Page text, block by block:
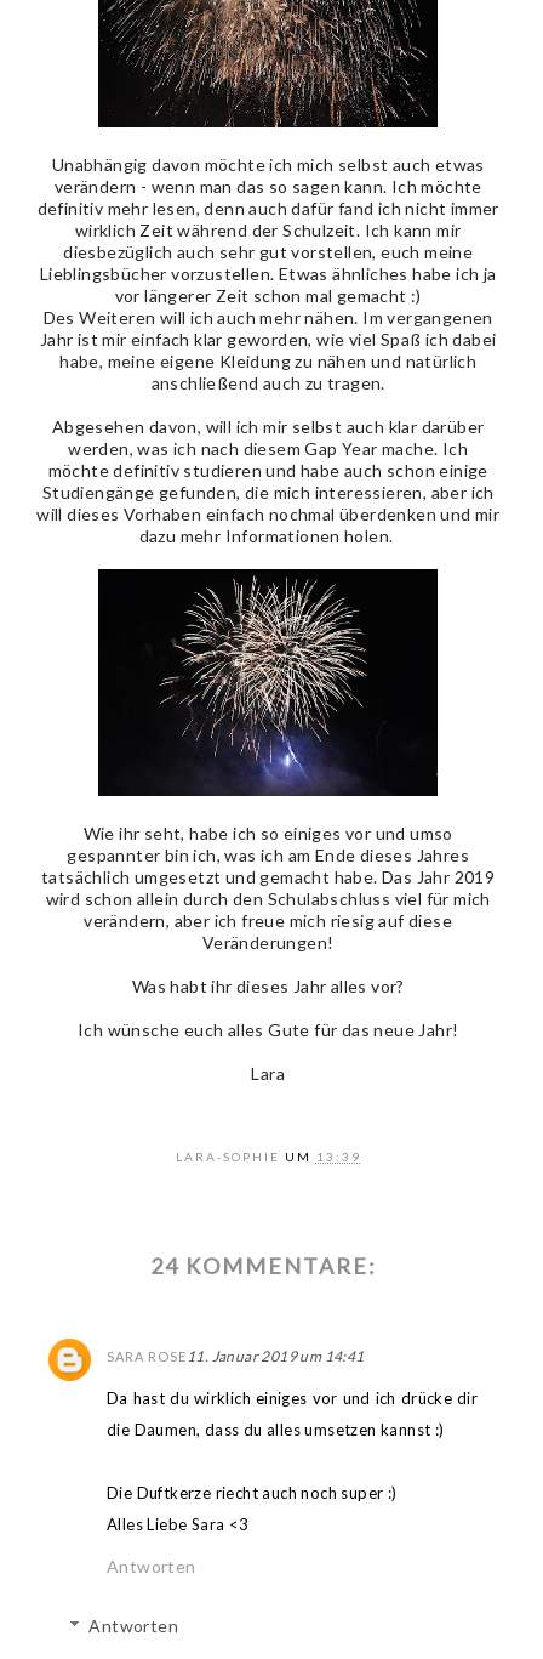
Unabhängig davon möchte ich mich selbst auch etwas
verändern - wenn man das so sagen kann. Ich möchte
definitiv mehr lesen, denn auch dafür fand ich nicht immer
wirklich Zeit während der Schulzeit. Ich kann mir
diesbezüglich auch sehr gut vorstellen, euch meine
Lieblingsbücher vorzustellen. Etwas ähnliches habe ich ja
vor längerer Zeit schon mal gemacht :)
Des Weiteren will ich auch mehr nähen. Im vergangenen
Jahr ist mir einfach klar geworden, wie viel Spaß ich dabei
habe, meine eigene Kleidung zu nähen und natürlich
anschließend auch zu tragen.
Abgesehen davon, will ich mir selbst auch klar darüber
werden, was ich nach diesem Gap Year mache. Ich
möchte definitiv studieren und habe auch schon einige
Studiengänge gefunden, die mich interessieren, aber ich
will dieses Vorhaben einfach nochmal überdenken und mir
dazu mehr Informationen holen.
Wie ihr seht, habe ich so einiges vor und umso
gespannter bin ich, was ich am Ende dieses Jahres
tatsächlich umgesetzt und gemacht habe. Das Jahr 2019
wird schon allein durch den Schulabschluss viel für mich
verändern, aber ich freue mich riesig auf diese
Veränderungen!
Was habt ihr dieses Jahr alles vor?
Ich wünsche euch alles Gute für das neue Jahr!
Lara
LARA-SOPHIE UM 13:39
24 KOMMENTARE:
SARA ROSE 11. Januar 2019 um 14:41
Da hast du wirklich einiges vor und ich drücke dir
die Daumen, dass du alles umsetzen kannst :)
Die Duftkerze riecht auch noch super :)
Alles Liebe Sara <3
Antworten
Antworten